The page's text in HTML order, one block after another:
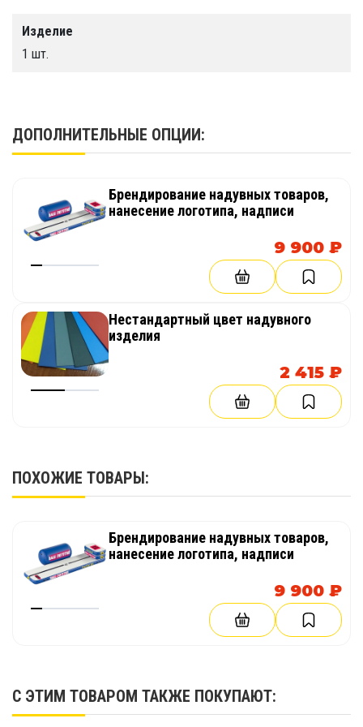
Изделие
1 шт.
ДОПОЛНИТЕЛЬНЫЕ ОПЦИИ:
Брендирование надувных товаров,
нанесение логотипа, надписи
9 900 ₽
Нестандартный цвет надувного
изделия
2 415 ₽
ПОХОЖИЕ ТОВАРЫ:
Брендирование надувных товаров,
нанесение логотипа, надписи
9 900 ₽
С ЭТИМ ТОВАРОМ ТАКЖЕ ПОКУПАЮТ: